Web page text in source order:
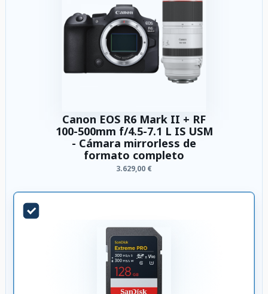
Canon EOS R6 Mark II + RF
100-500mm f/4.5-7.1 L IS USM
- Cámara mirrorless de
formato completo
3.629,00 €